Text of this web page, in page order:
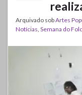
Arquivado sobArtes
Notícias Semana do